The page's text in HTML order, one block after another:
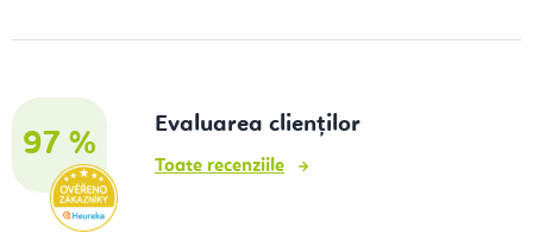
97 %
Evaluarea clienților
Toate recenziile